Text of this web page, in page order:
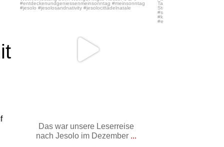
Das war unsere Leserreise
nach Jesolo im Dezember ...